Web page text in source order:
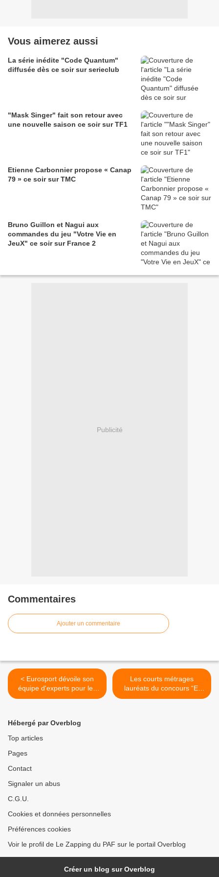
Vous aimerez aussi
La série inédite "Code Quantum"
diffusée dès ce soir sur serieclub
"Mask Singer" fait son retour avec
une nouvelle saison ce soir sur TF1
Etienne Carbonnier propose « Canap
79 » ce soir sur TMC
Bruno Guillon et Nagui aux
commandes du jeu "Votre Vie en
JeuX" ce soir sur France 2
Publicité
Commentaires
Ajouter un commentaire
< Eurosport dévoile son
équipe d'experts pour les
Jeux Olympiques d'hiver de
Les courts métrages
lauréats du concours “Et
pourtant elles tournent”
Hébergé par Overblog
Top articles
Pages
Contact
Signaler un abus
C.G.U.
Cookies et données personnelles
Préférences cookies
Voir le profil de Le Zapping du PAF sur le portail Overblog
Créer un blog sur Overblog